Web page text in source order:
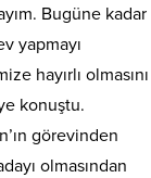
Bugüne kadar
yapmayı
hayırlı olmasını
konuştu.
görevinden
olmasından